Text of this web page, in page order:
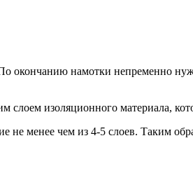
окончанию намотки непременно
слоем изоляционного материала,
менее чем из 4-5 слоев. Таким